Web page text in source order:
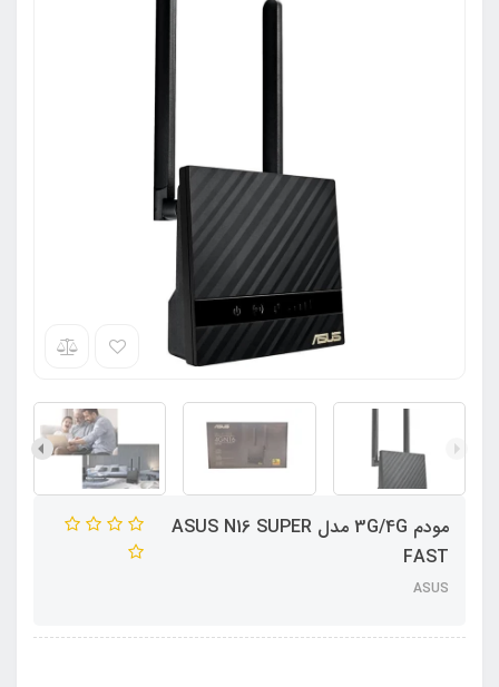
مودم 3G/4G مدل ASUS N16 SUPER
FAST
ASUS